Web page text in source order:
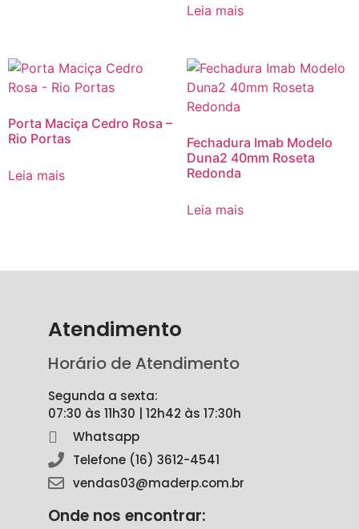
Leia mais
Porta Maciça Cedro Rosa –
Rio Portas
Leia mais
Fechadura Imab Modelo
Duna2 40mm Roseta
Redonda
Leia mais
Atendimento
Horário de Atendimento
Segunda a sexta:
07:30 às 11h30 | 12h42 às 17:30h
Whatsapp
Telefone (16) 3612-4541
vendas03@maderp.com.br
Onde nos encontrar: